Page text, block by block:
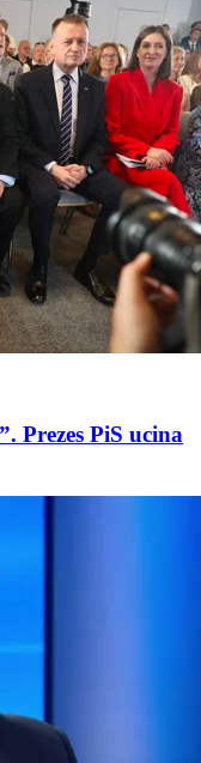
Prezes PiS ucina